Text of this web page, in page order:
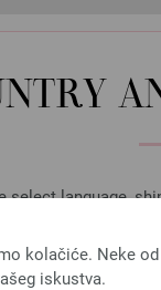
select language,
kolačiće. Neke
iskustva.